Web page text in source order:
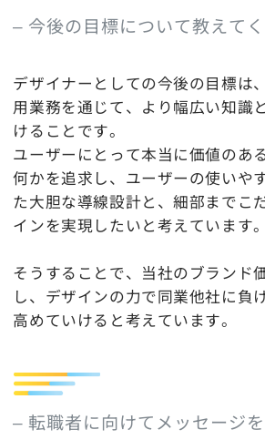
– 今後の目標について教えてく
デザイナーとしての今後の目標は
用業務を通じて、より幅広い知識
けることです。
ユーザーにとって本当に価値のあ
何かを追求し、ユーザーの使いや
た大胆な導線設計と、細部までこ
インを実現したいと考えています。
そうすることで、当社のブランド
し、デザインの力で同業他社に負
高めていけると考えています。
– 転職者に向けてメッセージを